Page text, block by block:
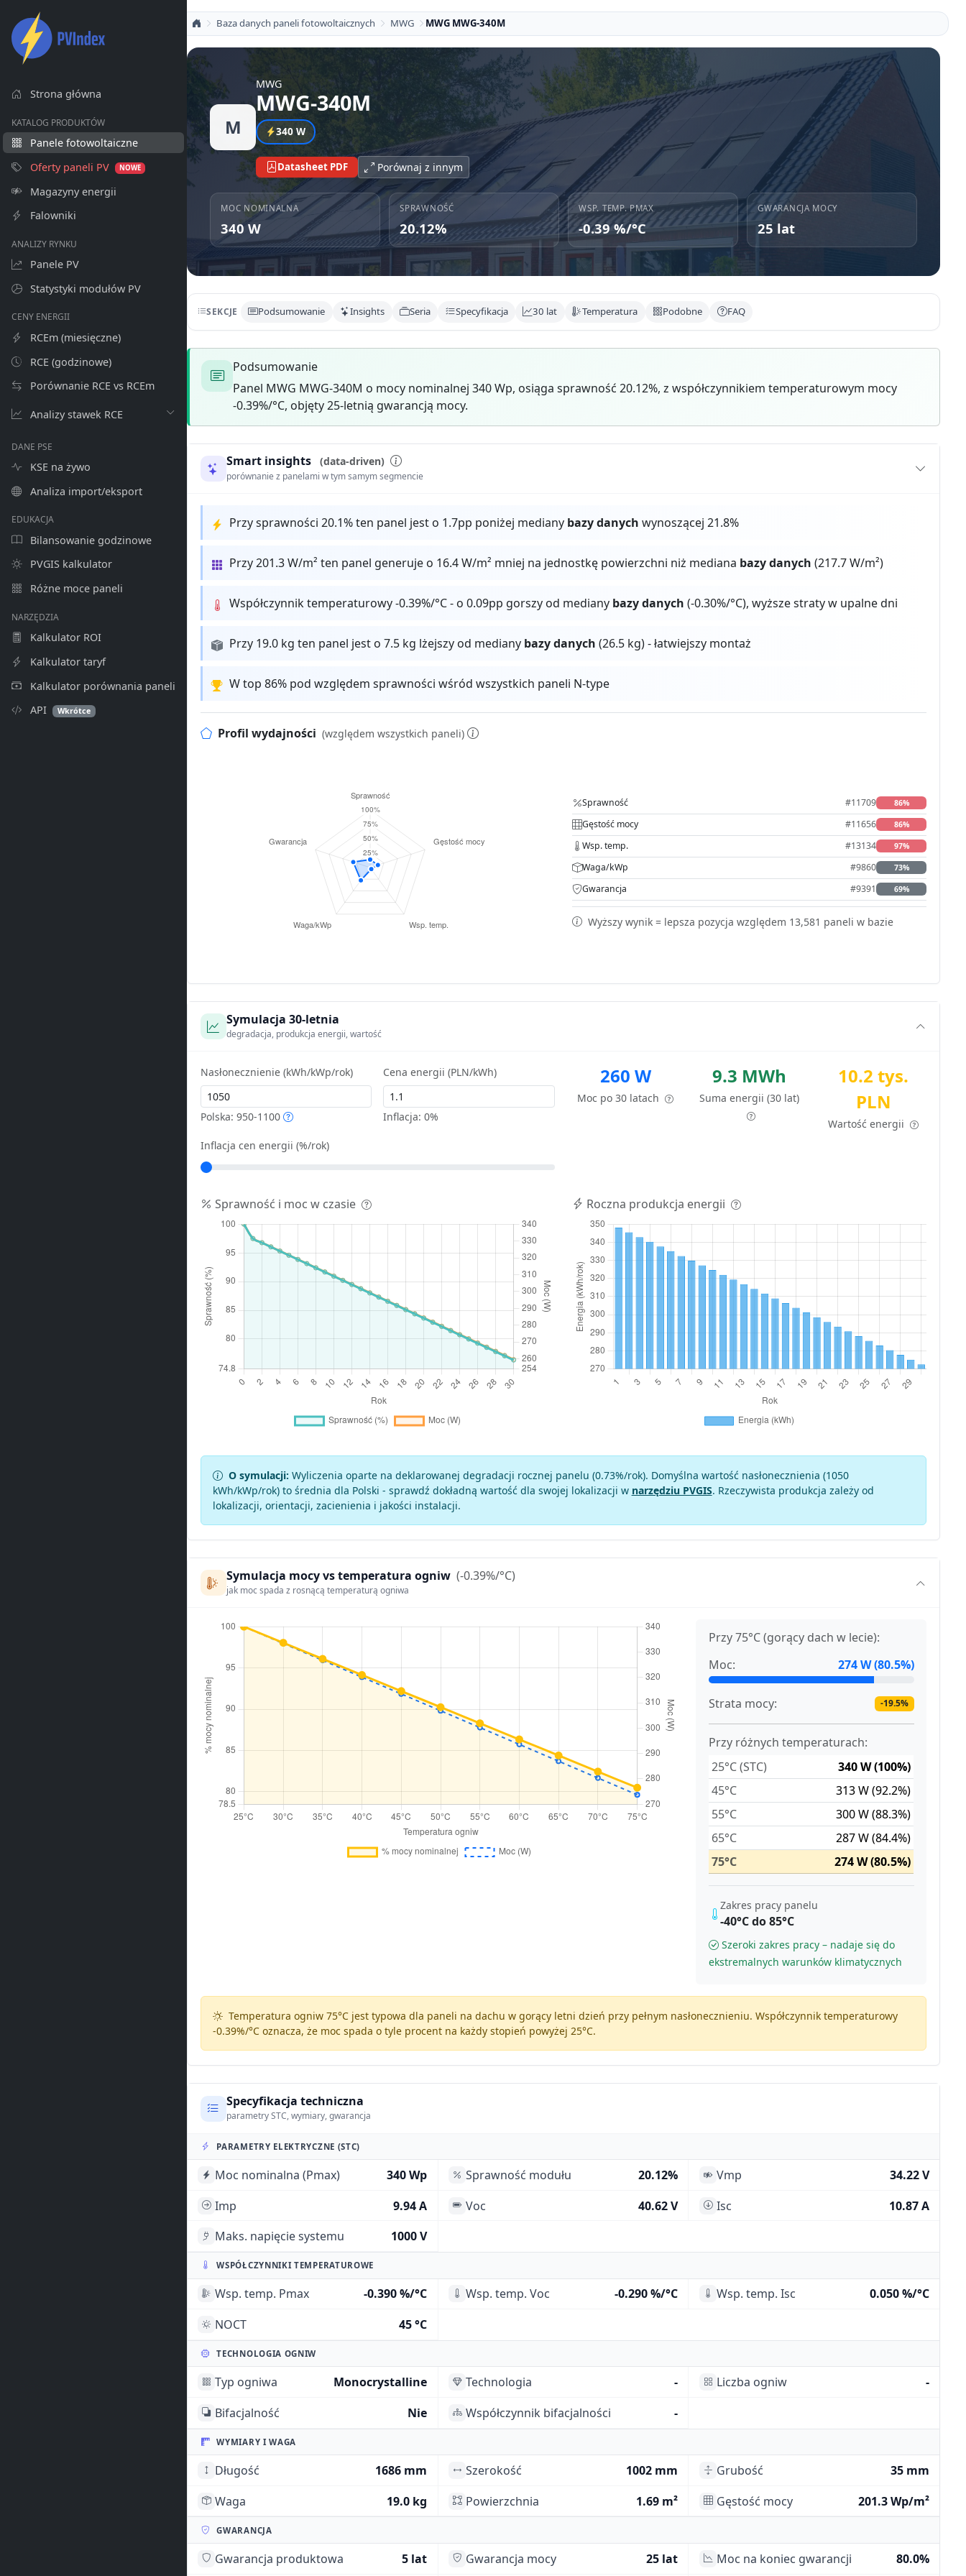
Strona główna
KATALOG PRODUKTÓW
Panele fotowoltaiczne
Oferty paneli PV
NOWE
Magazyny energii
Falowniki
ANALIZY RYNKU
Panele PV
Statystyki modułów PV
CENY ENERGII
RCEm (miesięczne)
RCE (godzinowe)
Porównanie RCE vs RCEm
Analizy stawek RCE
DANE PSE
KSE na żywo
Analiza import/eksport
EDUKACJA
Bilansowanie godzinowe
PVGIS kalkulator
Różne moce paneli
NARZĘDZIA
Kalkulator ROI
Kalkulator taryf
Kalkulator porównania paneli
API
Wkrótce
Baza danych paneli fotowoltaicznych MWG MWG MWG-340M
M
MWG
MWG-340M
340 W
Datasheet PDF Porównaj z innym
MOC NOMINALNA
340 W
SPRAWNOŚĆ
20.12%
WSP. TEMP. PMAX
-0.39 %/°C
GWARANCJA MOCY
25 lat
SEKCJE Podsumowanie Insights Seria Specyfikacja 30 lat Temperatura Podobne FAQ
Podsumowanie
Panel MWG MWG-340M o mocy nominalnej 340 Wp, osiąga sprawność 20.12%, z współczynnikiem temperaturowym mocy
-0.39%/°C, objęty 25-letnią gwarancją mocy.
Smart insights (data-driven)
porównanie z panelami w tym samym segmencie
Przy sprawności 20.1% ten panel jest o 1.7pp poniżej mediany bazy danych wynoszącej 21.8%
Przy 201.3 W/m² ten panel generuje o 16.4 W/m² mniej na jednostkę powierzchni niż mediana bazy danych (217.7 W/m²)
Współczynnik temperaturowy -0.39%/°C - o 0.09pp gorszy od mediany bazy danych (-0.30%/°C), wyższe straty w upalne dni
Przy 19.0 kg ten panel jest o 7.5 kg lżejszy od mediany bazy danych (26.5 kg) - łatwiejszy montaż
W top 86% pod względem sprawności wśród wszystkich paneli N-type
Profil wydajności (względem wszystkich paneli)
Sprawność #11709 86%
Gęstość mocy #11656 86%
Wsp. temp. #13134 97%
Waga/kWp #9860 73%
Gwarancja #9391 69%
Wyższy wynik = lepsza pozycja względem 13,581 paneli w bazie
Symulacja 30-letnia
degradacja, produkcja energii, wartość
Nasłonecznienie (kWh/kWp/rok)
Polska: 950-1100
Cena energii (PLN/kWh)
Inflacja:0%
Inflacja cen energii (%/rok)
260 W
Moc po 30 latach
9.3 MWh
Suma energii (30 lat)
10.2 tys.
PLN
Wartość energii
Sprawność i moc w czasie Roczna produkcja energii
O symulacji: Wyliczenia oparte na deklarowanej degradacji rocznej panelu (0.73%/rok). Domyślna wartość nasłonecznienia (1050
kWh/kWp/rok) to średnia dla Polski - sprawdź dokładną wartość dla swojej lokalizacji w narzędziu PVGIS. Rzeczywista produkcja zależy od
lokalizacji, orientacji, zacienienia i jakości instalacji.
Symulacja mocy vs temperatura ogniw (-0.39%/°C)
jak moc spada z rosnącą temperaturą ogniwa
Przy 75°C (gorący dach w lecie):
Moc:
274 W (80.5%)
Strata mocy: -19.5%
Przy różnych temperaturach:
25°C (STC)
340 W (100%)
45°C
313 W (92.2%)
55°C
300 W (88.3%)
65°C
287 W (84.4%)
75°C
274 W (80.5%)
Zakres pracy panelu
-40°C do 85°C
Szeroki zakres pracy – nadaje się do
ekstremalnych warunków klimatycznych
Temperatura ogniw 75°C jest typowa dla paneli na dachu w gorący letni dzień przy pełnym nasłonecznieniu. Współczynnik temperaturowy
-0.39%/°Coznacza, że moc spada o tyle procent na każdy stopień powyżej 25°C.
Specyfikacja techniczna
parametry STC, wymiary, gwarancja
PARAMETRY ELEKTRYCZNE (STC)
Moc nominalna (Pmax) 340 Wp Sprawność modułu 20.12% Vmp
34.22 V
Imp
9.94 A Voc 40.62 V Isc
10.87 A
Maks. napięcie systemu
1000 V
WSPÓŁCZYNNIKI TEMPERATUROWE
Wsp. temp. Pmax -0.390 %/°C Wsp. temp. Voc -0.290 %/°C Wsp. temp. Isc
0.050 %/°C
NOCT
45 °C
TECHNOLOGIA OGNIW
Typ ogniwa Monocrystalline Technologia - Liczba ogniw
-
Bifacjalność
Nie Współczynnik bifacjalności -
WYMIARY I WAGA
Długość 1686 mm Szerokość 1002 mm Grubość
35 mm
Waga
19.0 kg Powierzchnia 1.69 m² Gęstość mocy 201.3 Wp/m²
GWARANCJA
Gwarancja produktowa 5 lat Gwarancja mocy 25 lat Moc na koniec gwarancji 80.0%